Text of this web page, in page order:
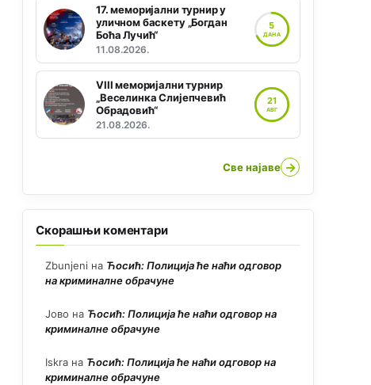
17. меморијални турнир у
уличном баскету „Богдан
Боћа Лучић“
11.08.2026.
5
ДАНА
VIII меморијални турнир
„Веселинка Слијепчевић
Обрадовић“
21.08.2026.
21
АВГ
Све најаве →
Скорашњи коментари
Zbunjeni на Ћосић: Полиција ће наћи одговор
на криминалне обрачуне
Јово на Ћосић: Полиција ће наћи одговор на
криминалне обрачуне
Iskra на Ћосић: Полиција ће наћи одговор на
криминалне обрачуне